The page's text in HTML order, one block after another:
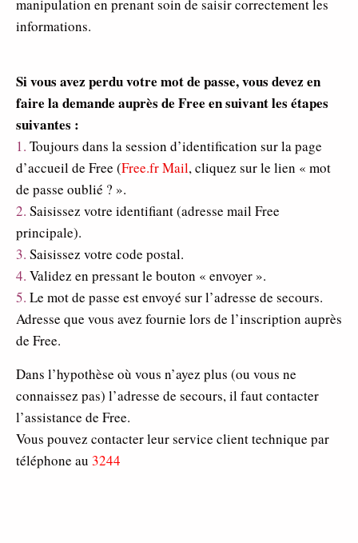
manipulation en prenant soin de saisir correctement les
informations.
Si vous avez perdu votre mot de passe, vous devez en
faire la demande auprès de Free en suivant les étapes
suivantes :
1. Toujours dans la session d’identification sur la page
d’accueil de Free (Free.fr Mail, cliquez sur le lien « mot
de passe oublié ? ».
2. Saisissez votre identifiant (adresse mail Free
principale).
3. Saisissez votre code postal.
4. Validez en pressant le bouton « envoyer ».
5. Le mot de passe est envoyé sur l’adresse de secours.
Adresse que vous avez fournie lors de l’inscription auprès
de Free.
Dans l’hypothèse où vous n’ayez plus (ou vous ne
connaissez pas) l’adresse de secours, il faut contacter
l’assistance de Free.
Vous pouvez contacter leur service client technique par
téléphone au 3244